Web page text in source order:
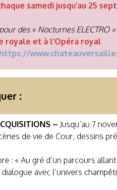
samedi jusqu’au 25
des « Nocturnes ELECTRO
royale et à l’Opéra royal
:
– Jusqu’au 7
de vie de Cour, dessins
: « Au gré d’un parcours
avec l’univers